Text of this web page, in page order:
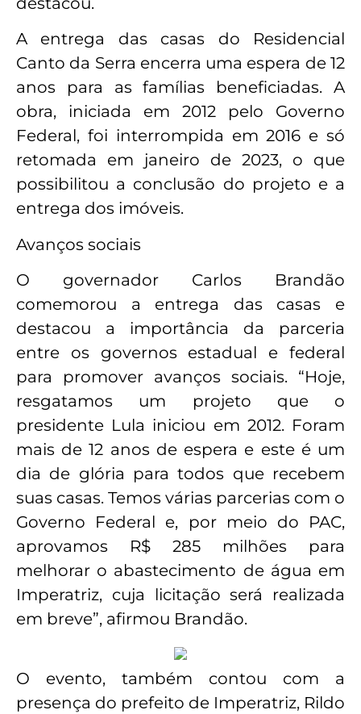
A entrega das casas do Residencial
Canto da Serra encerra uma espera de 12
anos para as famílias beneficiadas. A
obra, iniciada em 2012 pelo Governo
Federal, foi interrompida em 2016 e só
retomada em janeiro de 2023, o que
possibilitou a conclusão do projeto e a
entrega dos imóveis.
Avanços sociais
O governador Carlos Brandão
comemorou a entrega das casas e
destacou a importância da parceria
entre os governos estadual e federal
para promover avanços sociais. “Hoje,
resgatamos um projeto que o
presidente Lula iniciou em 2012. Foram
mais de 12 anos de espera e este é um
dia de glória para todos que recebem
suas casas. Temos várias parcerias com o
Governo Federal e, por meio do PAC,
aprovamos R$ 285 milhões para
melhorar o abastecimento de água em
Imperatriz, cuja licitação será realizada
em breve”, afirmou Brandão.
O evento, também contou com a
presença do prefeito de Imperatriz, Rildo